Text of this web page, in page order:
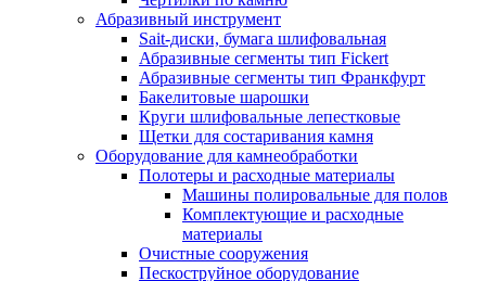
Абразивный инструмент
Sait-диски, бумага шлифовальная
Абразивные сегменты тип Fickert
Абразивные сегменты тип Франкфурт
Бакелитовые шарошки
Круги шлифовальные лепестковые
Щетки для состаривания камня
Оборудование для камнеобработки
Полотеры и расходные материалы
Машины полировальные для полов
Комплектующие и расходные
материалы
Очистные сооружения
Пескоструйное оборудование